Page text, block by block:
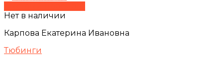
Нет в наличии
Карпова Екатерина Ивановна
Тюбинги